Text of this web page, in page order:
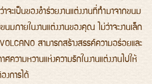
าจะเป็นของชำร่วยงานแต่งงานที่ทำมาจากขนม
มภายในงานแต่งงานของคุณ ไม่ว่าจะงานเล็ก
สามารถสร้างสรรค์ความอร่อยและ
ความหวานแห่งความรักในงานแต่งงานไปให้
การได้